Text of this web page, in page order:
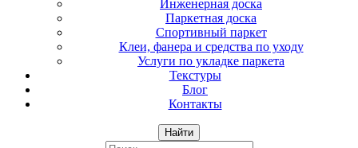
Инженерная доска
Паркетная доска
Спортивный паркет
Клеи, фанера и средства по уходу
Услуги по укладке паркета
Текстуры
Блог
Контакты
Найти